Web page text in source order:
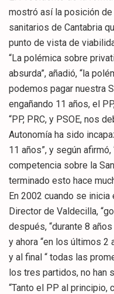
mostró así la posición
sanitarios de Cantabria
punto de vista de
“La polémica sobre
absurda”, añadió, “la
podemos pagar nuestra
engañando 11 años, el
“PP, PRC, y PSOE, nos
Autonomía ha sido
11 años”, y según
competencia sobre la
terminado esto hace
En 2002 cuando se
Director de Valdecilla,
después, “durante 8
y ahora “en los últimos 2
y al final “ todas las
los tres partidos, no han
“Tanto el PP al principio,